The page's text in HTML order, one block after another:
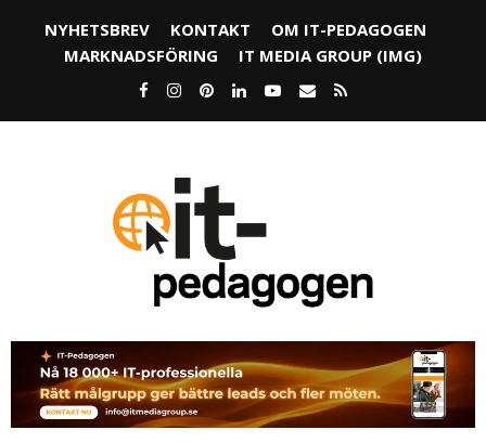
NYHETSBREV KONTAKT
OM IT-PEDAGOGEN
MARKNADSFÖRING
IT MEDIA GROUP (IMG)